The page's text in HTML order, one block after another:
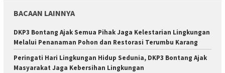
BACAAN LAINNYA
DKP3 Bontang Ajak Semua Pihak Jaga Kelestarian Lingkungan
Melalui Penanaman Pohon dan Restorasi Terumbu Karang
Peringati Hari Lingkungan Hidup Sedunia, DKP3 Bontang Ajak
Masyarakat Jaga Kebersihan Lingkungan